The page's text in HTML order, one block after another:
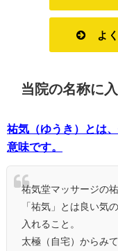
よ
当院の名称に
祐気（ゆうき）とは
意味です。
祐気堂マッサージの
「祐気」とは良い気
入れること。
太極（自宅）からみ